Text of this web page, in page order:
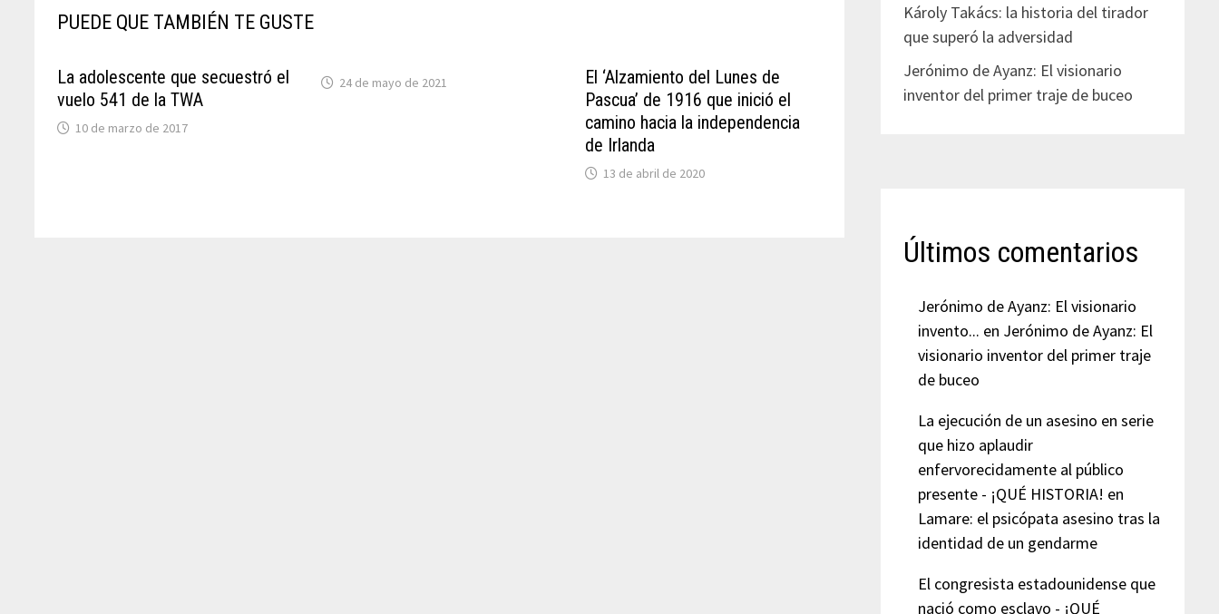
PUEDE QUE TAMBIÉN TE GUSTE
La adolescente que secuestró el
vuelo 541 de la TWA
10 de marzo de 2017
24 de mayo de 2021
El ‘Alzamiento del Lunes de
Pascua’ de 1916 que inició el
camino hacia la independencia
de Irlanda
13 de abril de 2020
Károly Takács: la historia del tirador
que superó la adversidad
Jerónimo de Ayanz: El visionario
inventor del primer traje de buceo
Últimos comentarios
Jerónimo de Ayanz: El visionario
invento... en Jerónimo de Ayanz: El
visionario inventor del primer traje
de buceo
La ejecución de un asesino en serie
que hizo aplaudir
enfervorecidamente al público
presente - ¡QUÉ HISTORIA! en
Lamare: el psicópata asesino tras la
identidad de un gendarme
El congresista estadounidense que
nació como esclavo - ¡QUÉ